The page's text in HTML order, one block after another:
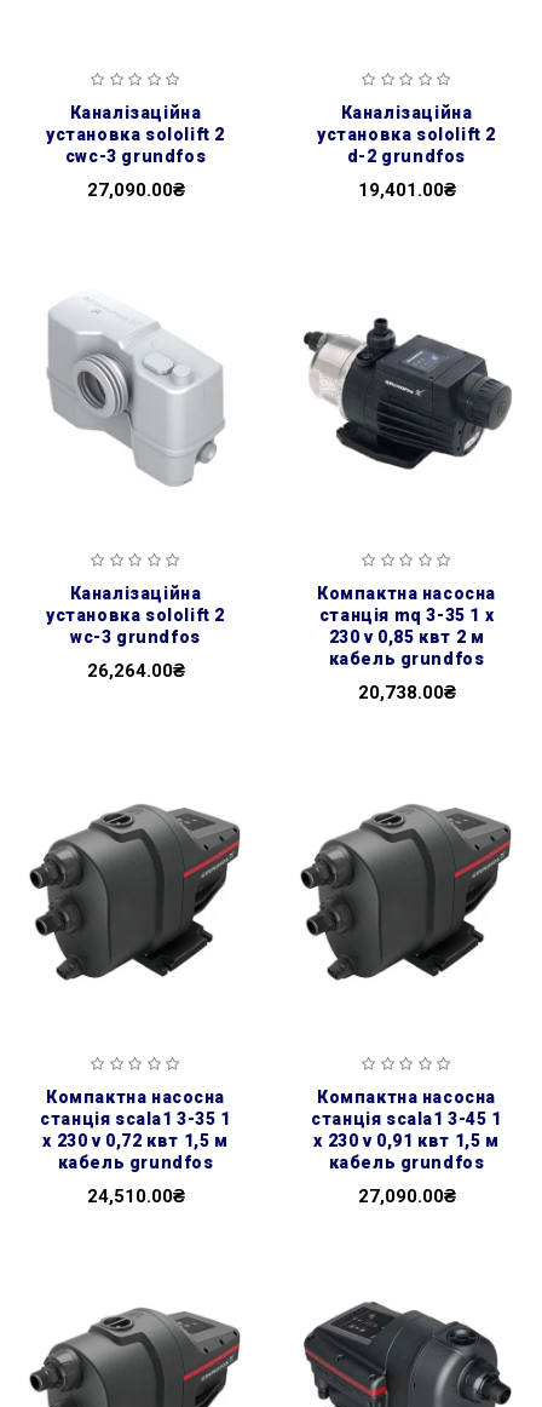
каналізаційна
установка sololift 2
cwc-3 grundfos
27,090.00₴
каналізаційна
установка sololift 2
d-2 grundfos
19,401.00₴
каналізаційна
установка sololift 2
wc-3 grundfos
26,264.00₴
компактна насосна
станція mq 3-35 1 x
230 v 0,85 квт 2 м
кабель grundfos
20,738.00₴
компактна насосна
станція scala1 3-35 1
x 230 v 0,72 квт 1,5 м
кабель grundfos
24,510.00₴
компактна насосна
станція scala1 3-45 1
x 230 v 0,91 квт 1,5 м
кабель grundfos
27,090.00₴